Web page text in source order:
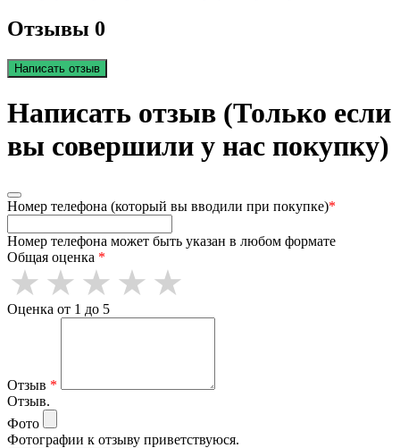
Отзывы 0
Написать отзыв
Написать отзыв (Только если
вы совершили у нас покупку)
Номер телефона (который вы вводили при покупке)*
Номер телефона может быть указан в любом формате
Общая оценка *
Оценка от 1 до 5
Отзыв *
Отзыв.
Фото
Фотографии к отзыву приветствуюся.